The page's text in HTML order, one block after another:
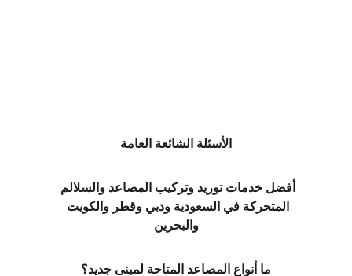
الأسئلة الشائعة العامة
أفضل خدمات توريد وتركيب المصاعد والسلالم
المتحركة في السعودية ودبي وقطر والكويت
والبحرين
ما أنواع المصاعد المتاحة لمبنى جديد؟